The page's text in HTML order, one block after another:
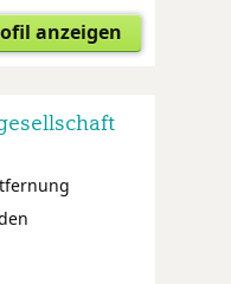
anzeigen